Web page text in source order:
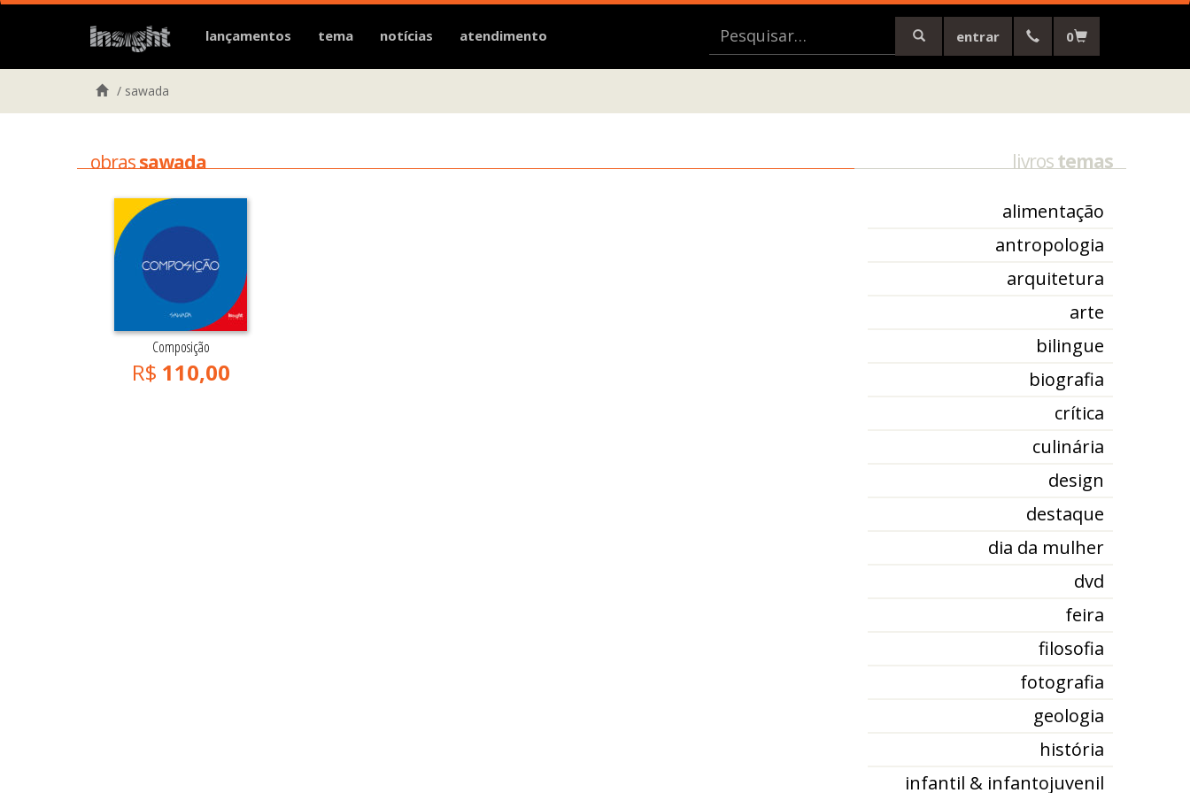
lançamentos tema notícias atendimento entrar 0
/ sawada
obrassawada
Composição
R$ 110,00
livrostemas
alimentação
antropologia
arquitetura
arte
bilingue
biografia
crítica
culinária
design
destaque
dia da mulher
dvd
feira
filosofia
fotografia
geologia
história
infantil & infantojuvenil